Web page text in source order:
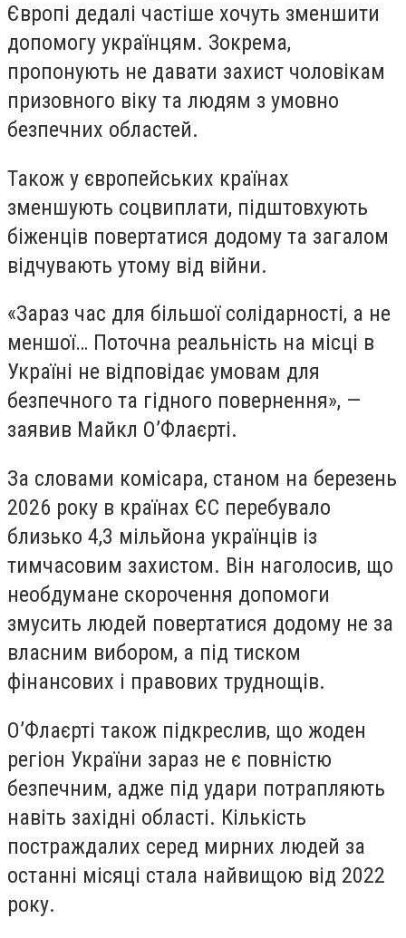
Європі дедалі частіше хочуть зменшити
допомогу українцям. Зокрема,
пропонують не давати захист чоловікам
призовного віку та людям з умовно
безпечних областей.
Також у європейських країнах
зменшують соцвиплати, підштовхують
біженців повертатися додому та загалом
відчувають утому від війни.
«Зараз час для більшої солідарності, а не
меншої… Поточна реальність на місці в
Україні не відповідає умовам для
безпечного та гідного повернення», —
заявив Майкл О’Флаєрті.
За словами комісара, станом на березень
2026 року в країнах ЄС перебувало
близько 4,3 мільйона українців із
тимчасовим захистом. Він наголосив, що
необдумане скорочення допомоги
змусить людей повертатися додому не за
власним вибором, а під тиском
фінансових і правових труднощів.
О’Флаєрті також підкреслив, що жоден
регіон України зараз не є повністю
безпечним, адже під удари потрапляють
навіть західні області. Кількість
постраждалих серед мирних людей за
останні місяці стала найвищою від 2022
року.